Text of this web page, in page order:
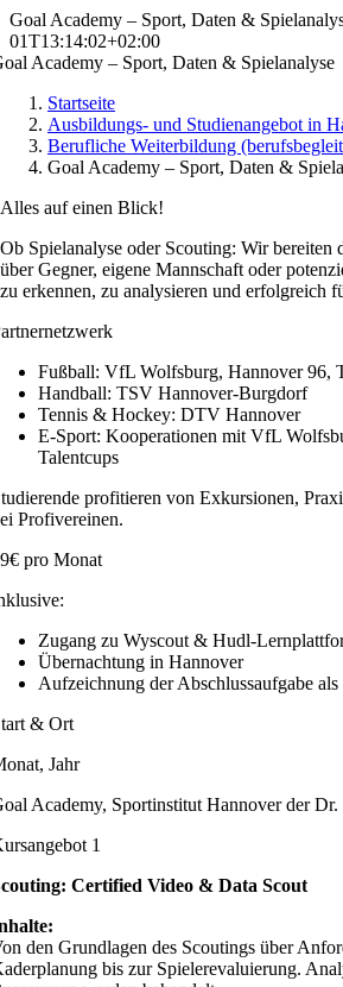
Zum
Inhalt
springen
Goal Academy – Sport, Daten &
01T13:14:02+02:00
Academy – Sport, Daten & Spielanalyse
Startseite
Ausbildungs- und Studienangebot in
Berufliche Weiterbildung
Goal Academy – Sport, Daten &
Alles auf einen Blick!
Ob Spielanalyse oder Scouting: Wir bereiten
über Gegner, eigene Mannschaft oder
zu erkennen, zu analysieren und erfolgreich
Fußball: VfL Wolfsburg, Hannover 96,
Handball: TSV Hannover-Burgdorf
Tennis & Hockey: DTV Hannover
E-Sport: Kooperationen mit VfL
Talentcups
profitieren von Exkursionen,
Profivereinen.
pro Monat
Zugang zu Wyscout & Hudl-
Übernachtung in Hannover
Aufzeichnung der Abschlussaufgabe
& Ort
Jahr
Academy, Sportinstitut Hannover der
1
Certified Video & Data Scout
den Grundlagen des Scoutings über
bis zur Spielerevaluierung.